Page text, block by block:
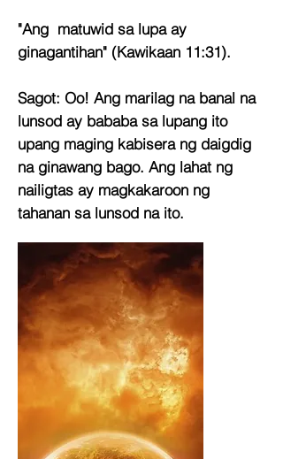
"Ang matuwid sa lupa ay
ginagantihan" (Kawikaan 11:31).
Sagot: Oo! Ang marilag na banal na
lunsod ay bababa sa lupang ito
upang maging kabisera ng daigdig
na ginawang bago. Ang lahat ng
nailigtas ay magkakaroon ng
tahanan sa lunsod na ito.